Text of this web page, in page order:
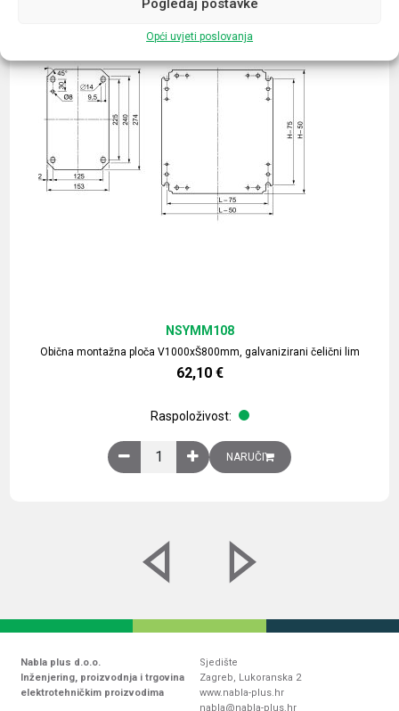
Pogledaj postavke
Opći uvjeti poslovanja
Obična montažna ploča V1000xŠ800mm, galvanizirani čelični lim
NSYMM108
62,10 €
Raspoloživost:
Obična montažna ploča V1000xŠ800mm,
NARUČI
Nabla plus d.o.o.
Inženjering, proizvodnja i trgovina
elektrotehničkim proizvodima
Sjedište
Zagreb, Lukoranska 2
www.nabla-plus.hr
nabla@nabla-plus.hr